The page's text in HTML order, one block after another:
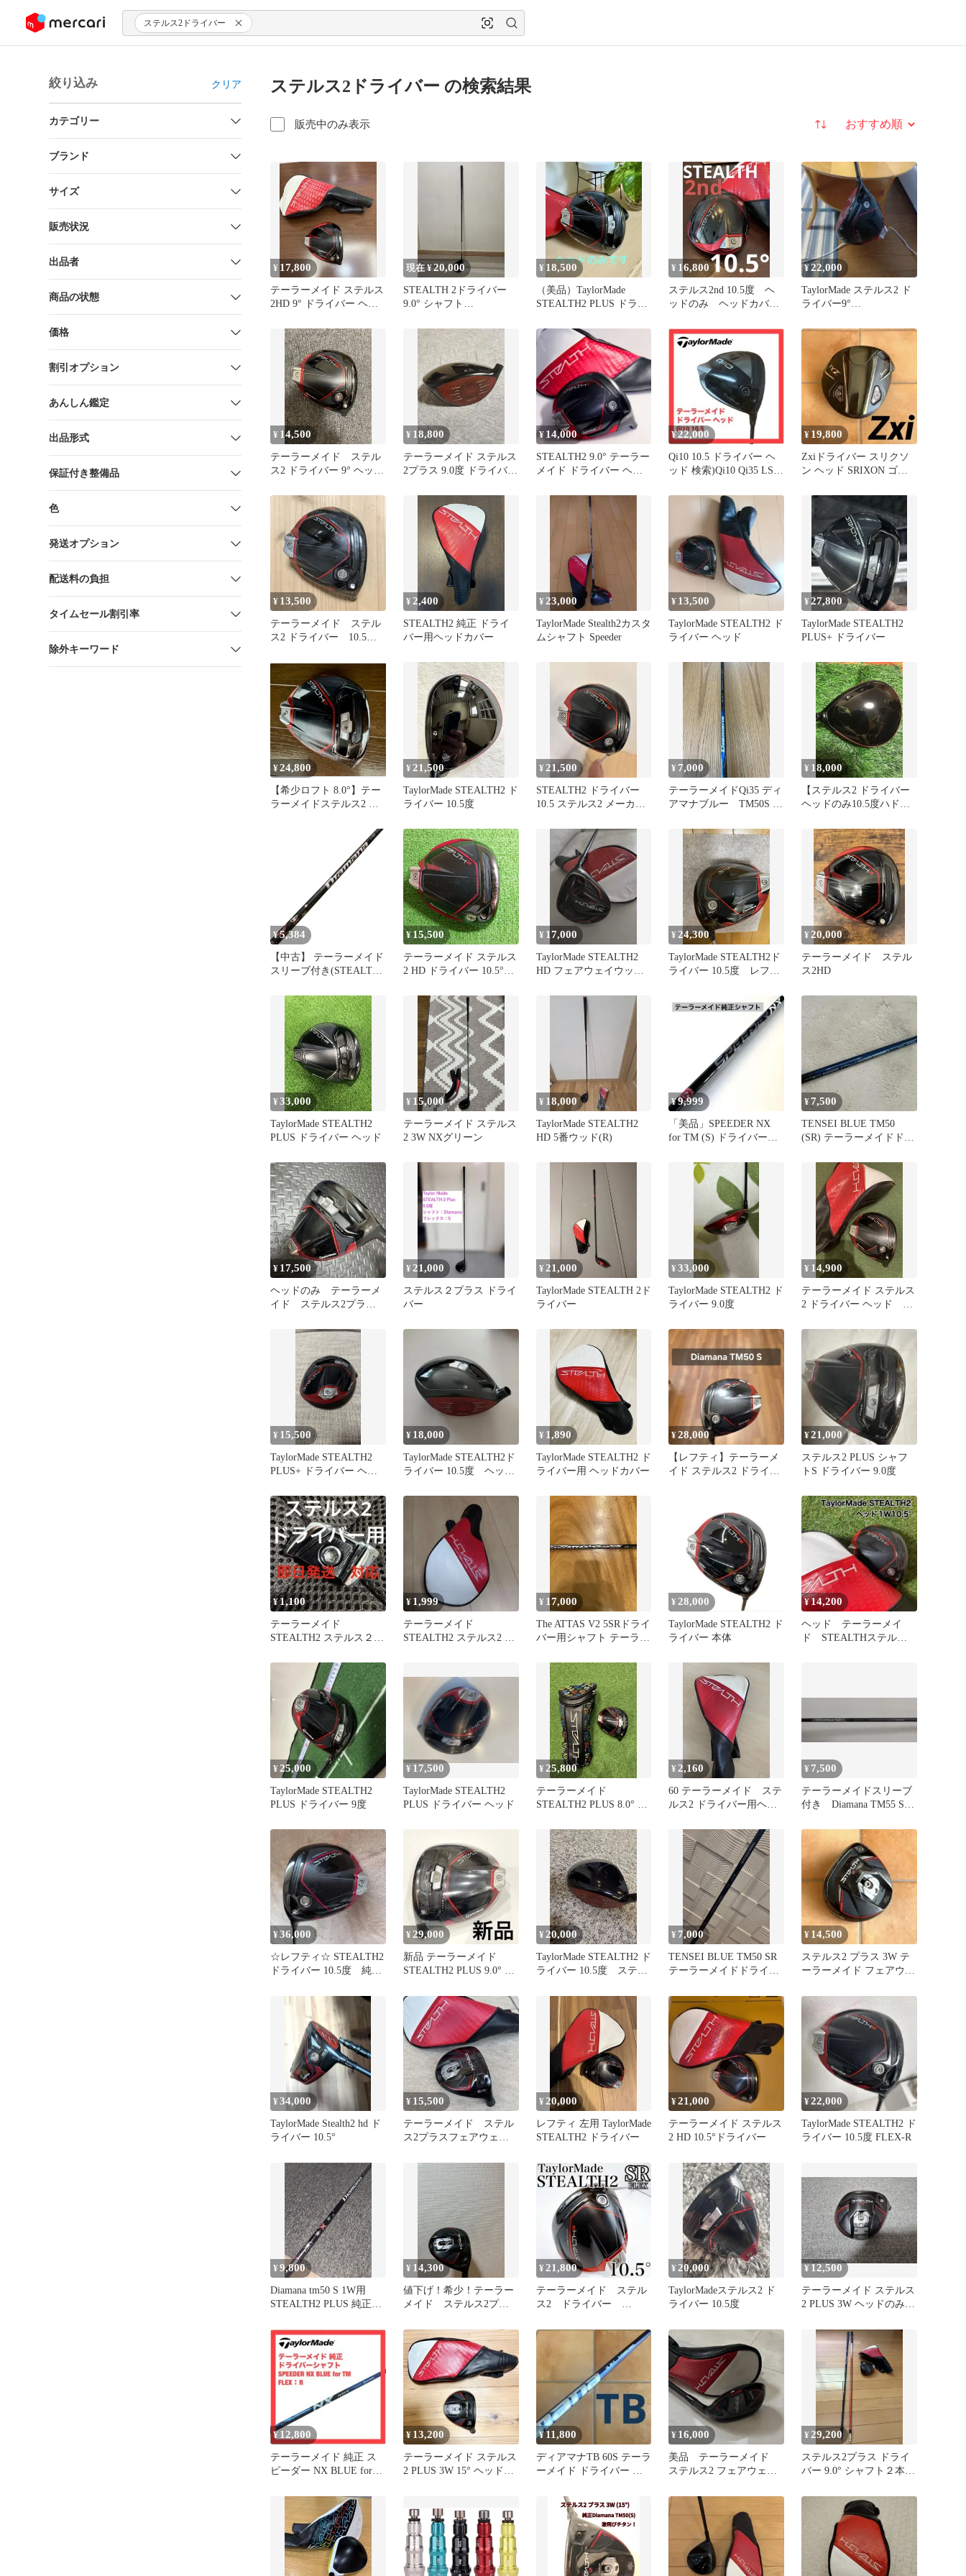
ツにスキップ ステルス2ドライバー
絞り込み クリア
カテゴリー
ブランド
サイズ
販売状況
出品者
商品の状態
価格
割引オプション
あんしん鑑定
出品形式
保証付き整備品
色
発送オプション
配送料の負担
タイムセール割引率
除外キーワード
ステルス2ドライバー の検索結果
販売中のみ表示 並び替え
¥ 17,800
テーラーメイド ステルス
2HD 9° ドライバー ヘッ
現在 ¥20,000
STEALTH 2ドライバー
9.0° シャフト
¥ 18,500
（美品）TaylorMade
STEALTH2 PLUS ドライ
¥ 16,800
ステルス2nd 10.5度 ヘ
ッドのみ ヘッドカバー
¥22,000
TaylorMade ステルス2 ド
ライバー9°
¥ 14,500
テーラーメイド ステル
ス2 ドライバー 9° ヘッド
¥ 18,800
テーラーメイド ステルス
2プラス 9.0度 ドライバー
¥ 14,000
STEALTH2 9.0° テーラー
メイド ドライバー ヘッ
¥22,000
Qi10 10.5 ドライバー ヘ
ッド 検索)Qi10 Qi35 LS
¥ 19,800
Zxiドライバー スリクソ
ン ヘッド SRIXON ゴル
¥ 13,500
テーラーメイド ステル
ス2 ドライバー 10.5
¥ 2,400
STEALTH2 純正 ドライ
バー用ヘッドカバー
¥ 23,000
TaylorMade Stealth2カスタ
ムシャフト Speeder
¥ 13,500
TaylorMade STEALTH2 ド
ライバー ヘッド
¥ 27,800
TaylorMade STEALTH2
PLUS+ ドライバー
¥24,800
【希少ロフト 8.0°】テー
ラーメイドステルス2 プ
¥ 21,500
TaylorMade STEALTH2 ド
ライバー 10.5度
¥ 21,500
STEALTH2 ドライバー
10.5 ステルス2 メーカー
¥ 7,000
テーラーメイドQi35 ディ
アマナブルー TM50S ド
¥ 18,000
【ステルス2 ドライバー
ヘッドのみ10.5度ハドラ
¥5,384
【中古】 テーラーメイド
スリーブ付き(STEALTH2
バー用 シャフト Diamana
TM50(DR) (フレックス
SR)Bランク ゴルフクラ
¥15,500
テーラーメイド ステルス
2 HD ドライバー 10.5°ヘ
¥ 17,000
TaylorMade STEALTH2
HD フェアウェイウッド
¥ 24,300
TaylorMade STEALTH2ド
ライバー 10.5度 レフテ
¥ 20,000
テーラーメイド ステル
ス2HD
¥33,000
TaylorMade STEALTH2
PLUS ドライバー ヘッド
¥ 15,000
テーラーメイド ステルス
2 3W NXグリーン
¥ 18,000
TaylorMade STEALTH2
HD 5番ウッド(R)
¥9,999
「美品」SPEEDER NX
for TM (S) ドライバー用
¥7,500
TENSEI BLUE TM50
(SR) テーラーメイドドラ
¥ 17,500
ヘッドのみ テーラーメ
イド ステルス2プラ
¥ 21,000
ステルス２プラス ドライ
バー
¥ 21,000
TaylorMade STEALTH 2ド
ライバー
¥33,000
TaylorMade STEALTH2 ド
ライバー 9.0度
¥ 14,900
テーラーメイド ステルス
2 ドライバー ヘッド
¥ 15,500
TaylorMade STEALTH2
PLUS+ ドライバー ヘッ
¥ 18,000
TaylorMade STEALTH2ド
ライバー 10.5度 ヘッド
¥ 1,890
TaylorMade STEALTH2 ド
ライバー用 ヘッドカバー
¥28,000
【レフティ】テーラーメ
イド ステルス2 ドライバ
¥21,000
ステルス2 PLUS シャフ
トS ドライバー 9.0度
¥1,100
テーラーメイド
STEALTH2 ステルス２
ウェイト
¥ 1,999
テーラーメイド
STEALTH2 ステルス2 ド
¥ 17,000
The ATTAS V2 5SRドライ
バー用シャフト テーラー
¥ 28,000
TaylorMade STEALTH2 ド
ライバー 本体
¥14,200
ヘッド テーラーメイ
ド STEALTHステルス2
¥25,000
TaylorMade STEALTH2
PLUS ドライバー 9度
¥ 17,500
TaylorMade STEALTH2
PLUS ドライバー ヘッド
¥ 25,800
テーラーメイド
STEALTH2 PLUS 8.0° ヘ
¥ 2,160
60 テーラーメイド ステ
ルス2 ドライバー用ヘッ
¥ 7,500
テーラーメイドスリーブ
付き Diamana TM55 S
¥36,000
☆レフティ☆ STEALTH2
ドライバー 10.5度 純正
¥29,000
新品 テーラーメイド
STEALTH2 PLUS 9.0° レ
¥20,000
TaylorMade STEALTH2 ド
ライバー 10.5度 ステル
¥ 7,000
TENSEI BLUE TM50 SR
テーラーメイドドライバ
¥ 14,500
ステルス2 プラス 3W テ
ーラーメイド フェアウェ
¥34,000
TaylorMade Stealth2 hd ド
ライバー 10.5°
¥ 15,500
テーラーメイド ステル
ス2プラスフェアウェイ
み カバー付き
¥20,000
レフティ 左用 TaylorMade
STEALTH2 ドライバー
¥21,000
テーラーメイド ステルス
2 HD 10.5°ドライバー
¥22,000
TaylorMade STEALTH2 ド
ライバー 10.5度 FLEX-R
¥9,800
Diamana tm50 S 1W用
STEALTH2 PLUS 純正シ
¥ 14,300
値下げ！希少！テーラー
メイド ステルス2プラ
ッド
¥21,800
テーラーメイド ステル
ス2 ドライバー
TM50SR
¥20,000
TaylorMadeステルス2 ド
ライバー 10.5度
¥ 12,500
テーラーメイド ステルス
2 PLUS 3W ヘッドのみ
¥ 12,800
テーラーメイド 純正 ス
ピーダー NX BLUE for
¥ 13,200
テーラーメイド ステルス
2 PLUS 3W 15° ヘッドカ
¥11,800
ディアマナTB 60S テーラ
ーメイド ドライバー シ
¥ 16,000
美品 テーラーメイド
ステルス2 フェアウェイ
¥29,200
ステルス2プラス ドライ
バー 9.0° シャフト２本付